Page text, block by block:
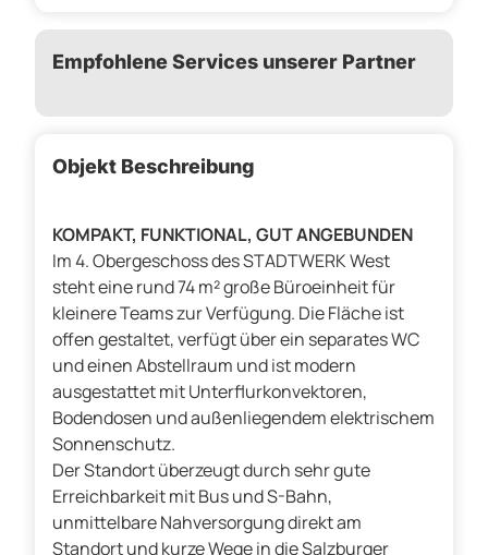
Empfohlene Services unserer Partner
Objekt Beschreibung
KOMPAKT, FUNKTIONAL, GUT ANGEBUNDEN
Im 4. Obergeschoss des STADTWERK West
steht eine rund 74 m² große Büroeinheit für
kleinere Teams zur Verfügung. Die Fläche ist
offen gestaltet, verfügt über ein separates WC
und einen Abstellraum und ist modern
ausgestattet mit Unterflurkonvektoren,
Bodendosen und außenliegendem elektrischem
Sonnenschutz.
Der Standort überzeugt durch sehr gute
Erreichbarkeit mit Bus und S-Bahn,
unmittelbare Nahversorgung direkt am
Standort und kurze Wege in die Salzburger